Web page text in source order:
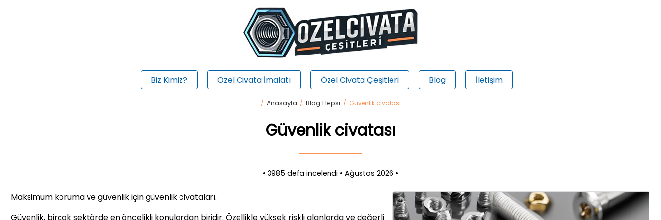
Biz Kimiz? Özel Civata İmalatı Özel Civata Çeşitleri Blog İletişim
/ Anasayfa / Blog Hepsi / Güvenlik civatası
Güvenlik civatası
• 3985 defa incelendi • Ağustos 2026 •
Maksimum koruma ve güvenlik için güvenlik civataları.
Güvenlik, birçok sektörde en öncelikli konulardan biridir. Özellikle yüksek riskli alanlarda ve değerli